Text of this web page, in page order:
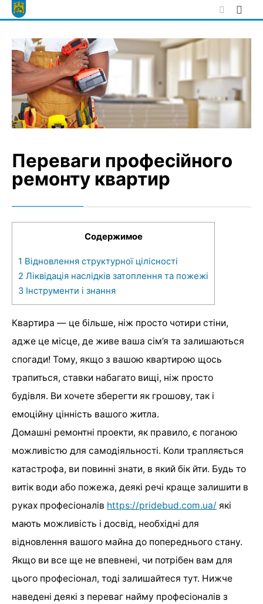
Skip
to
Переваги професійного
ремонту квартир
Содержимое
1 Відновлення структурної цілісності
2 Ліквідація наслідків затоплення та пожежі
3 Інструменти і знання
Квартира — це більше, ніж просто чотири стіни,
адже це місце, де живе ваша сім’я та залишаються
спогади! Тому, якщо з вашою квартирою щось
трапиться, ставки набагато вищі, ніж просто
будівля. Ви хочете зберегти як грошову, так і
емоційну цінність вашого житла.
Домашні ремонтні проекти, як правило, є поганою
можливістю для самодіяльності. Коли трапляється
катастрофа, ви повинні знати, в який бік йти. Будь то
витік води або пожежа, деякі речі краще залишити в
руках професіоналів https://pridebud.com.ua/ які
мають можливість і досвід, необхідні для
відновлення вашого майна до попереднього стану.
Якщо ви все ще не впевнені, чи потрібен вам для
цього професіонал, тоді залишайтеся тут. Нижче
наведені деякі з переваг найму професіоналів з